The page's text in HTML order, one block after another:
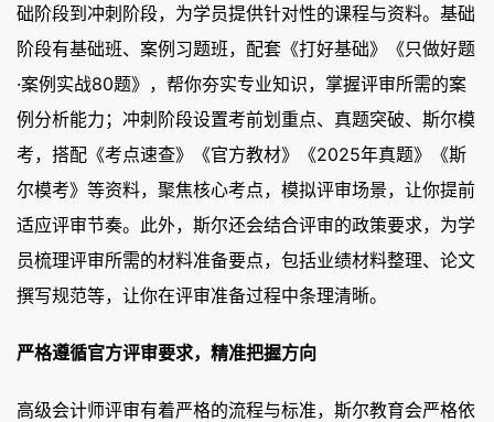
础阶段到冲刺阶段，为学员提供针对性的课程与资料。基础
阶段有基础班、案例习题班，配套《打好基础》《只做好题
·案例实战80题》，帮你夯实专业知识，掌握评审所需的案
例分析能力；冲刺阶段设置考前划重点、真题突破、斯尔模
考，搭配《考点速查》《官方教材》《2025年真题》《斯
尔模考》等资料，聚焦核心考点，模拟评审场景，让你提前
适应评审节奏。此外，斯尔还会结合评审的政策要求，为学
员梳理评审所需的材料准备要点，包括业绩材料整理、论文
撰写规范等，让你在评审准备过程中条理清晰。
严格遵循官方评审要求，精准把握方向
高级会计师评审有着严格的流程与标准，斯尔教育会严格依